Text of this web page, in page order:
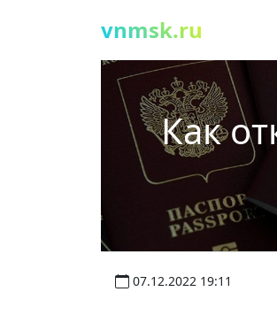
vnmsk.ru
Как
07.12.2022 19:11